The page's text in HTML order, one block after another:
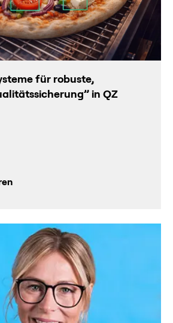
für robuste,
in QZ